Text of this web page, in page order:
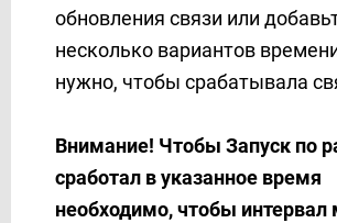
обновления связи или
несколько вариантов
нужно, чтобы срабатывала
Внимание! Чтобы Запуск по
сработал в указанное время
необходимо, чтобы